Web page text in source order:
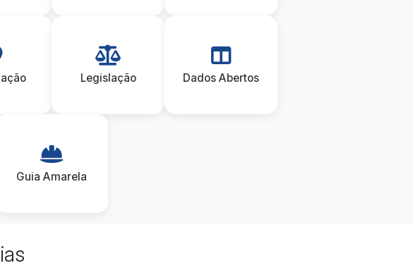
Legislação Dados Abertos
Guia Amarela